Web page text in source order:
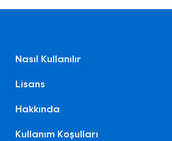
Nasıl Kullanılır
Lisans
Hakkında
Kullanım Koşulları